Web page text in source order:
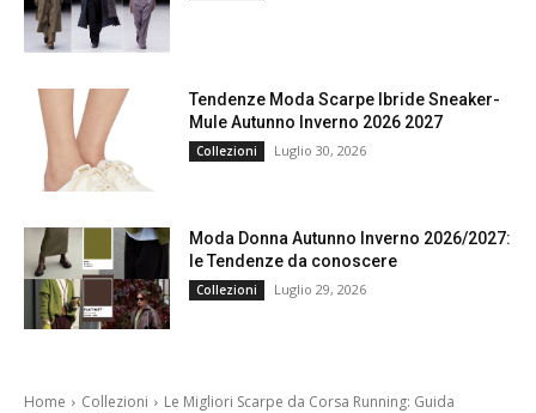
Tendenze Moda Scarpe Ibride Sneaker-
Mule Autunno Inverno 2026 2027
Collezioni Luglio 30, 2026
Moda Donna Autunno Inverno 2026/2027:
le Tendenze da conoscere
Collezioni Luglio 29, 2026